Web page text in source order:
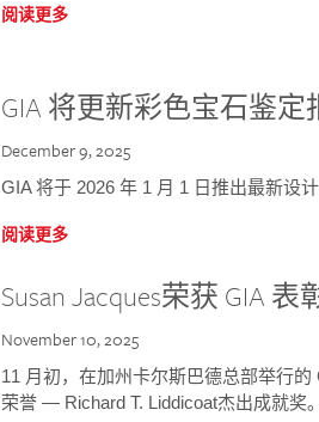
阅读更多
GIA 将更新彩色宝石鉴定
December 9, 2025
GIA 将于 2026 年 1 月 1 日推出最新设
阅读更多
Susan Jacques荣获 GIA 表
November 10, 2025
11 月初，在加州卡尔斯巴德总部举行
荣誉 — Richard T. Liddicoat杰出成就奖。